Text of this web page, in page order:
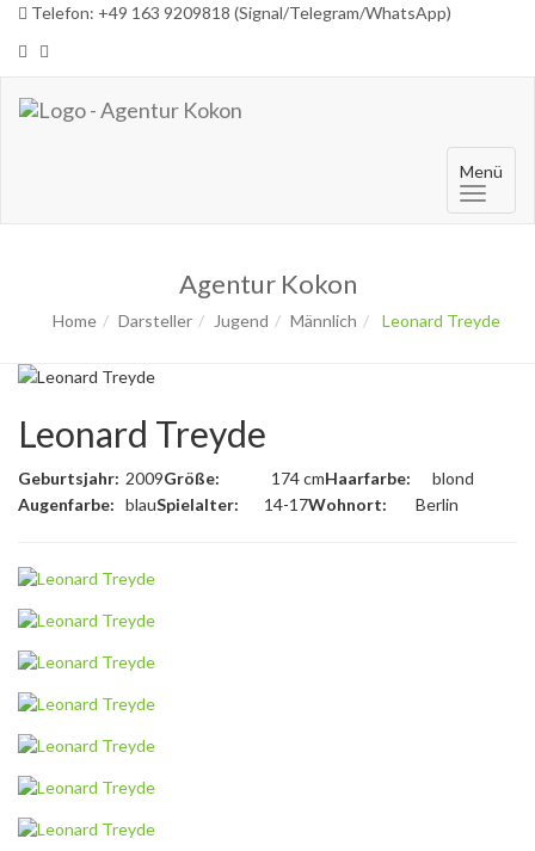
Telefon: +49 163 9209818 (Signal/Telegram/WhatsApp)
Menü
Agentur Kokon
Home Darsteller Jugend Männlich Leonard Treyde
Leonard Treyde
Geburtsjahr: 2009Größe: 174 cmHaarfarbe:
blond
Augenfarbe: blauSpielalter: 14-17Wohnort: Berlin